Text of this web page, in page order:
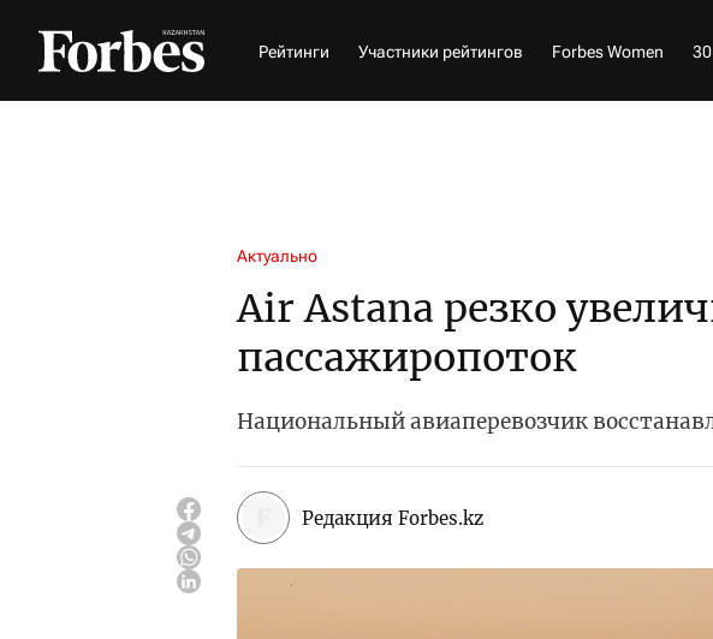
Рейтинги Участники рейтингов Forbes Women
Актуально
Air Astana резко
пассажиропоток
Национальный авиаперевозчик
Редакция Forbes.kz